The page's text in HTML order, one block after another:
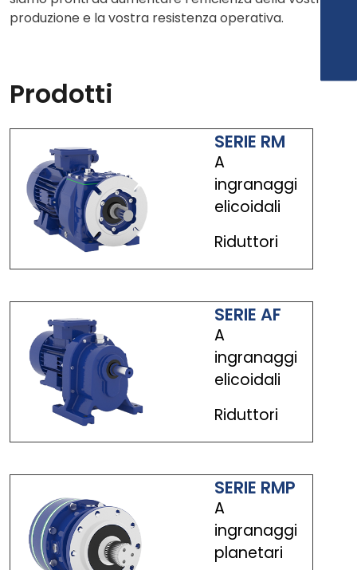
produzione e la vostra resistenza operativa.
Prodotti
SERIE RM
A
ingranaggi
elicoidali
Riduttori
SERIE AF
A
ingranaggi
elicoidali
Riduttori
SERIE RMP
A
ingranaggi
planetari